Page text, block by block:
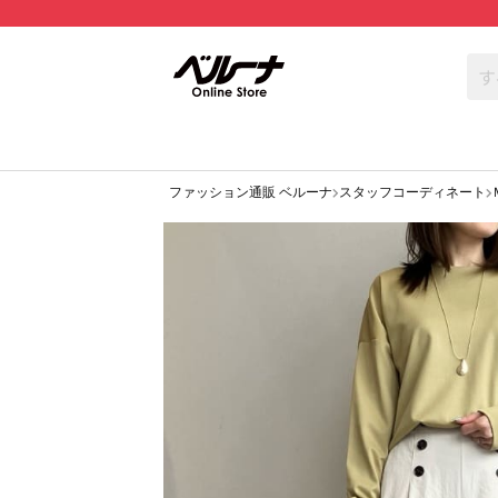
ファッション通販 ベルーナ スタッフコーディネート